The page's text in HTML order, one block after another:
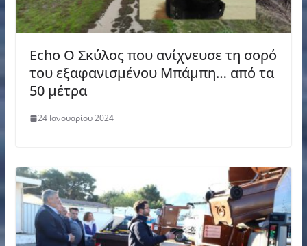
Echo Ο Σκύλος που ανίχνευσε τη σορό
του εξαφανισμένου Μπάμπη… από τα
50 μέτρα
24 Ιανουαρίου 2024